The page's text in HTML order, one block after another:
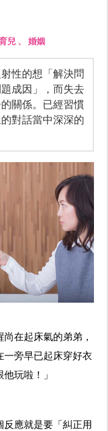
兒、 婚姻
性的想「解決問
成因」，而失去
關係。已經習慣
對話當中深深的
在起床氣的弟弟，
一旁早已起床穿好衣
玩啦！」
應就是要「糾正用